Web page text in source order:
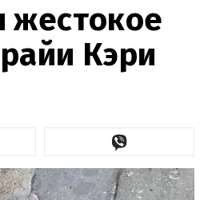
жестокое
Кэри